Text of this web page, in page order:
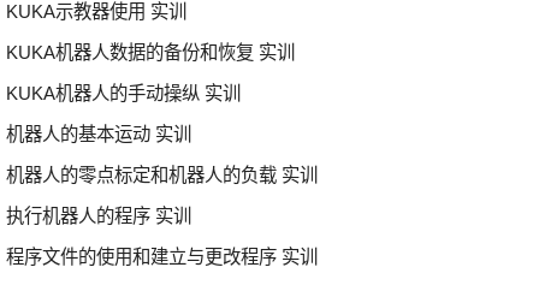
KUKA示教器使用 实训
KUKA机器人数据的备份和恢复 实训
KUKA机器人的手动操纵 实训
机器人的基本运动 实训
机器人的零点标定和机器人的负载 实训
执行机器人的程序 实训
程序文件的使用和建立与更改程序 实训